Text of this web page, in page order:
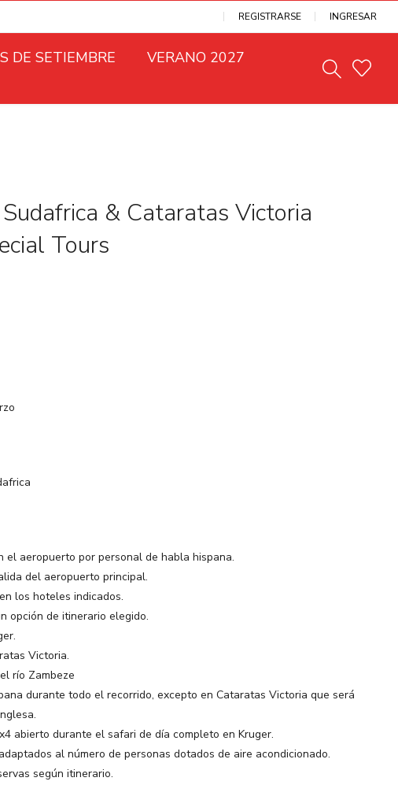
REGISTRARSE INGRESAR
DE SETIEMBRE
VERANO 2027
& Cataratas Victoria
Tours
el aeropuerto por personal de habla hispana.
del aeropuerto principal.
los hoteles indicados.
opción de itinerario elegido.
Victoria.
río Zambeze
durante todo el recorrido, excepto en Cataratas Victoria que será
abierto durante el safari de día completo en Kruger.
al número de personas dotados de aire acondicionado.
según itinerario.